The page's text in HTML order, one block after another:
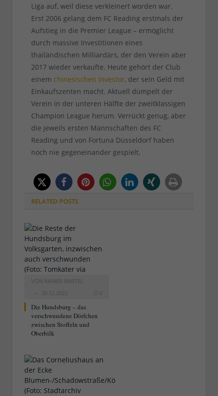
Liga auf, weil diese verkleinert worden war.
Erst 2006 gelang dem FC Reading erstmals der
Aufstieg in die Premier League – ermöglicht
durch massive Investitionen eines
thailändischen Milliardärs, der den Verein aber
2017 wieder verkaufte. Heute gehört der Club
einem chinesischen Investor, der sein Geld mit
Einkaufszenten macht. Aktuell dümpelt der
Verein in der unteren Hälfte der zweitklassigen
Champion League herum. Verrückt genug, aber
die jeweils ersten Mannschaften des FC
Reading und von Fortuna Düsseldorf haben
noch nie gegeneinander gespielt.
RELATED POSTS
VON RAINER BARTEL
20.12.2022
0
Die Hundsburg – das
verschwundene Dörfchen
zwischen Stoffeln und
Oberbilk